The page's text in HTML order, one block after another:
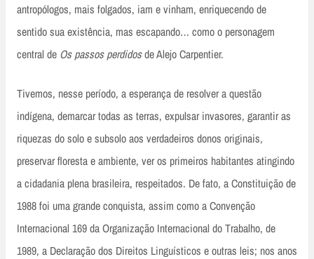
antropólogos, mais folgados, iam e vinham, enriquecendo de
sentido sua existência, mas escapando… como o personagem
central de Os passos perdidosde Alejo Carpentier.
Tivemos, nesse período, a esperança de resolver a questão
indígena, demarcar todas as terras, expulsar invasores, garantir as
riquezas do solo e subsolo aos verdadeiros donos originais,
preservar floresta e ambiente, ver os primeiros habitantes atingindo
a cidadania plena brasileira, respeitados. De fato, a Constituição de
1988 foi uma grande conquista, assim como a Convenção
Internacional 169 da Organização Internacional do Trabalho, de
1989, a Declaração dos Direitos Linguísticos e outras leis; nos anos